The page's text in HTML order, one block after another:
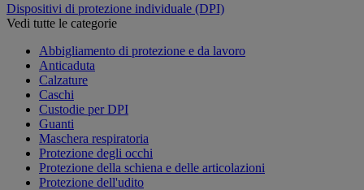
Dispositivi di protezione individuale (DPI)
Vedi tutte le categorie
Abbigliamento di protezione e da lavoro
Anticaduta
Calzature
Caschi
Custodie per DPI
Guanti
Maschera respiratoria
Protezione degli occhi
Protezione della schiena e delle articolazioni
Protezione dell'udito